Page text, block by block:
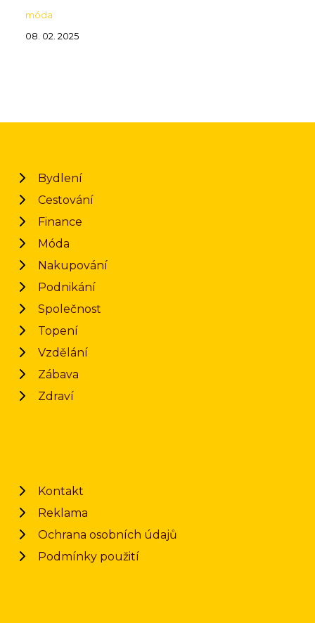
móda
08. 02. 2025
Bydlení
Cestování
Finance
Móda
Nakupování
Podnikání
Společnost
Topení
Vzdělání
Zábava
Zdraví
Kontakt
Reklama
Ochrana osobních údajů
Podmínky použití